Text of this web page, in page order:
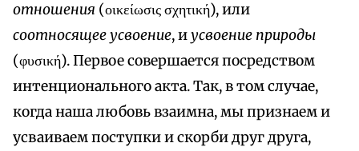
отношения (οικείωσις σχητική), или
соотносящее усвоение, иусвоение природы
(φυσική). Первое совершается посредством
интенционального акта. Так, в том случае,
когда наша любовь взаимна, мы признаем и
усваиваем поступки и скорби друг друга,